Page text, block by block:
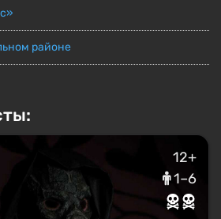
районе
12+
1–6